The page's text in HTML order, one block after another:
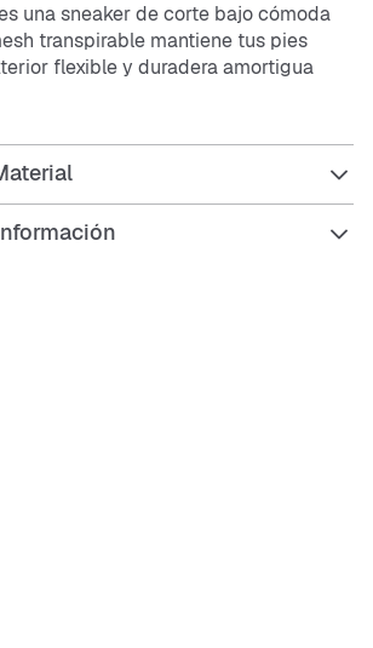
unasneakerde corte bajo cómoda
transpirable mantiene tus pies
flexible y duradera amortigua
y resistente para cualquier reto.